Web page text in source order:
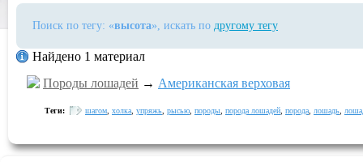
Поиск по тегу: «высота», искать по другому тегу
Найдено 1 материал
Породы лошадей → Американская верховая
Теги: шагом холка упряжь рысью породы порода лошадей порода лошадь